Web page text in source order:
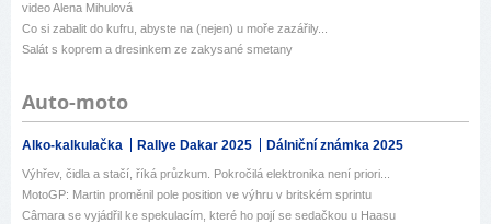
video Alena Mihulová
Co si zabalit do kufru, abyste na (nejen) u moře zazářily...
Salát s koprem a dresinkem ze zakysané smetany
Auto-moto
Alko-kalkulačka Rallye Dakar 2025 Dálniční známka 2025
Výhřev, čidla a stačí, říká průzkum. Pokročilá elektronika není priori...
MotoGP: Martin proměnil pole position ve výhru v britském sprintu
Câmara se vyjádřil ke spekulacím, které ho pojí se sedačkou u Haasu